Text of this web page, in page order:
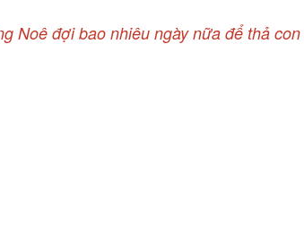
Noê đợi bao nhiêu ngày nữa để thả